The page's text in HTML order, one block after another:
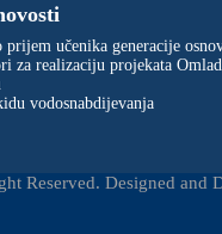
prijem učenika generacije
za realizaciju projekata
vodosnabdijevanja
Reserved. Designed and